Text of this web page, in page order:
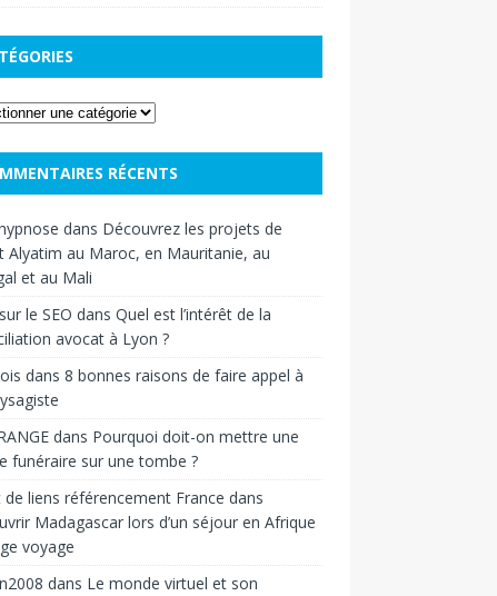
RÉCENTS
dans Découvrez les projets de
Alyatim au Maroc, en Mauritanie, au
et au Mali
le SEO dans Quel est l’intérêt de la
avocat à Lyon ?
dans 8 bonnes raisons de faire appel à
dans Pourquoi doit-on mettre une
funéraire sur une tombe ?
de liens référencement France dans
Madagascar lors d’un séjour en Afrique
voyage
dans Le monde virtuel et son